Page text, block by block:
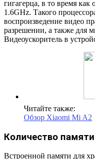
гигагерца, в то время
1.6GHz. Такого
воспроизведение видео
разрешении, а также для
Видеоускоритель в
Читайте также:
Обзор Xiaomi Mi A2
Количество памяти
Встроенной памяти для